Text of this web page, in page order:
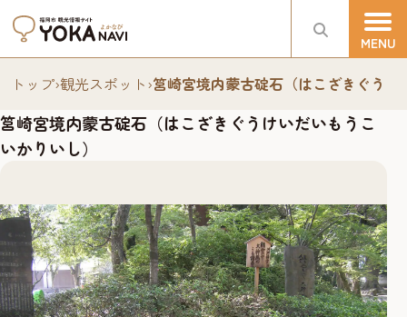
トップ›観光スポット›筥崎宮境内蒙古碇石（はこざきぐう
筥崎宮境内蒙古碇石（はこざきぐうけいだいもうこ
いかりいし）